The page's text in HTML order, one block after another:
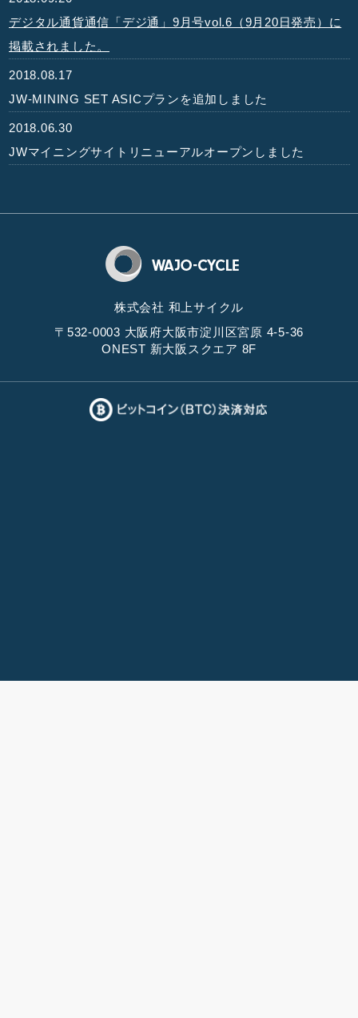
デジタル通貨通信「デジ通」9月号vol.6（9月20日発売）に
掲載されました。
2018.08.17
JW-MINING SET ASICプランを追加しました
2018.06.30
JWマイニングサイトリニューアルオープンしました
株式会社 和上サイクル
〒532-0003 大阪府大阪市淀川区宮原 4-5-36
ONEST 新大阪スクエア 8F